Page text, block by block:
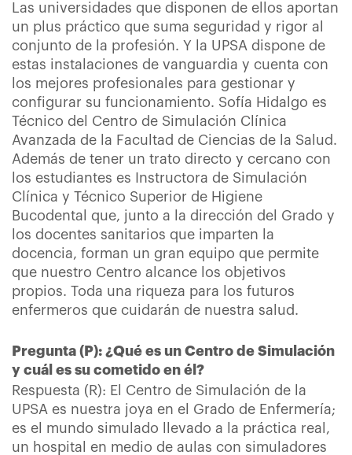
Las universidades que disponen de ellos aportan
un plus práctico que suma seguridad y rigor al
conjunto de la profesión. Y la UPSA dispone de
estas instalaciones de vanguardia y cuenta con
los mejores profesionales para gestionar y
configurar su funcionamiento. Sofía Hidalgo es
Técnico del Centro de Simulación Clínica
Avanzada de la Facultad de Ciencias de la Salud.
Además de tener un trato directo y cercano con
los estudiantes es Instructora de Simulación
Clínica y Técnico Superior de Higiene
Bucodental que, junto a la dirección del Grado y
los docentes sanitarios que imparten la
docencia, forman un gran equipo que permite
que nuestro Centro alcance los objetivos
propios. Toda una riqueza para los futuros
enfermeros que cuidarán de nuestra salud.
Pregunta (P): ¿Qué es un Centro de Simulación
y cuál es su cometido en él?
Respuesta (R): El Centro de Simulación de la
UPSA es nuestra joya en el Grado de Enfermería;
es el mundo simulado llevado a la práctica real,
un hospital en medio de aulas con simuladores